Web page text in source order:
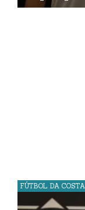
FÚTBOL DA COSTA